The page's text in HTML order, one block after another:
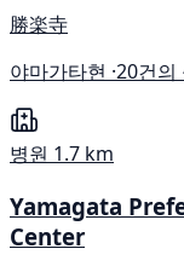
勝楽寺
야마가타현 ·20건의
병원 1.7 km
Yamagata
Center